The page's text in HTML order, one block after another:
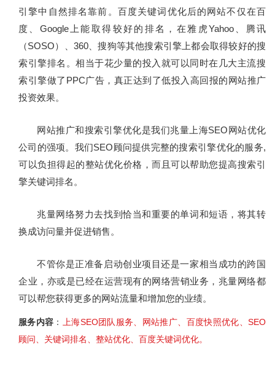
引擎中自然排名靠前。百度关键词优化后的网站不仅在百
度、Google上能取得较好的排名，在雅虎Yahoo、腾讯
（SOSO）、360、搜狗等其他搜索引擎上都会取得较好的搜
索引擎排名。相当于花少量的投入就可以同时在几大主流搜
索引擎做了PPC广告，真正达到了低投入高回报的网站推广
投资效果。
网站推广和搜索引擎优化是我们兆量上海SEO网站优化
公司的强项。我们SEO顾问提供完整的搜索引擎优化的服务,
可以负担得起的整站优化价格，而且可以帮助您提高搜索引
擎关键词排名。
兆量网络努力去找到恰当和重要的单词和短语，将其转
换成访问量并促进销售。
不管你是正准备启动创业项目还是一家相当成功的跨国
企业，亦或是已经在运营现有的网络营销业务，兆量网络都
可以帮您获得更多的网站流量和增加您的业绩。
服务内容 ：
上海SEO团队服务、网站推广、百度快照优化、SEO
顾问、关键词排名、整站优化、百度关键词优化。